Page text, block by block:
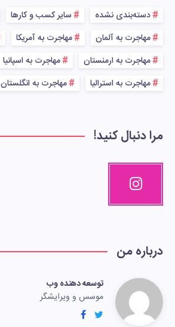
دسته‌بندی نشده سایر کسب و کارها
مهاجرت به آلمان
مهاجرت به آمریکا
مهاجرت به ارمنستان
مهاجرت به اسپانیا
مهاجرت به استرالیا
مهاجرت به انگلستان
مرا دنبال کنید!
درباره من
توسعه دهنده وب
موسس و ویرایشگر